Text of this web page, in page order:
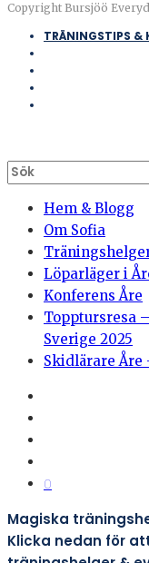
Copyright Bursjöö
TRÄNINGSTIPS &
Hem & Blogg
Om Sofia
Löparläger i
Konferens Åre
Topptursresa
Sverige 2025
Skidlärare
0
Magiska
Klicka nedan för